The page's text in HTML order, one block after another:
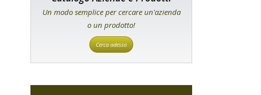
Un modo semplice per cercare un'azienda
o un prodotto!
Cerca adesso